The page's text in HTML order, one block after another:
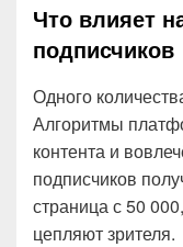
Что влияет
подписчиков
Одного
Алгоритмы
контента и
подписчиков
страница с 50
цепляют зрителя.